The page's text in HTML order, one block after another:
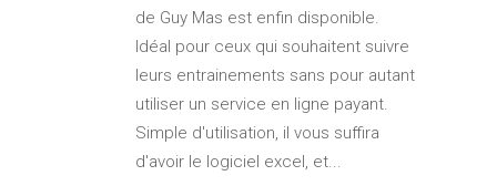
de Guy Mas est enfin disponible.
Idéal pour ceux qui souhaitent suivre
leurs entrainements sans pour autant
utiliser un service en ligne payant.
Simple d'utilisation, il vous suffira
d'avoir le logiciel excel, et...